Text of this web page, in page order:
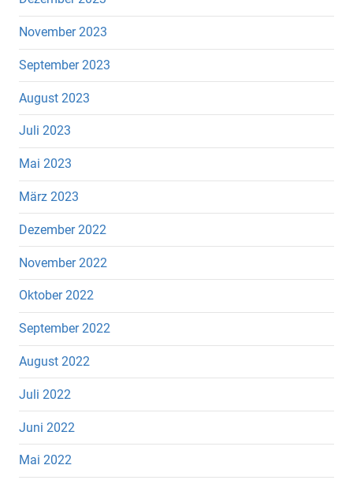
November 2023
September 2023
August 2023
Juli 2023
Mai 2023
März 2023
Dezember 2022
November 2022
Oktober 2022
September 2022
August 2022
Juli 2022
Juni 2022
Mai 2022